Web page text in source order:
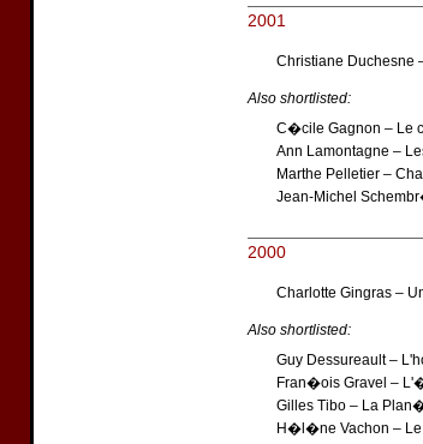
2001
Christiane Duchesne
Also shortlisted:
C�cile Gagnon – Le
Ann Lamontagne –
Marthe Pelletier –
Jean-Michel
2000
Charlotte Gingras –
Also shortlisted:
Guy Dessureault –
Fran�ois Gravel –
Gilles Tibo – La
H�l�ne Vachon –